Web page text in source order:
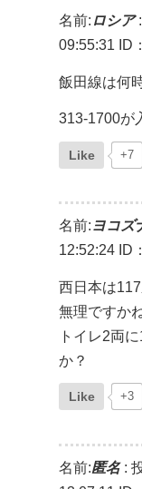
名前: ロシア:
09:55:31
ID
飯田線は何
313-1700が
Like +7
名前:ヨコズ
12:52:24 ID
西日本は
無理ですか
トイレ2両
か？
Like +3
名前:匿名: